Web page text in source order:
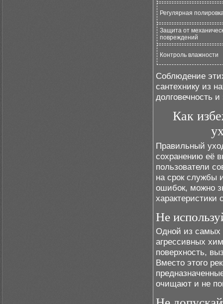
Регулярная
Защита от
повреждений
Контроль влажности
Соблюдение
сантехнику из
долговечность
Как
Правильный
сохранению её
пользователи
на срок службы
ошибок, можно
характеристики
Не
Одной из самых
агрессивных
поверхность,
Вместо этого
очищают и не